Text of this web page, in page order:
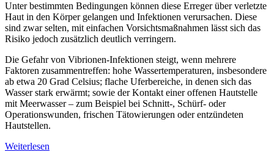
Unter bestimmten Bedingungen können diese Erreger über verletzte
Haut in den Körper gelangen und Infektionen verursachen. Diese
sind zwar selten, mit einfachen Vorsichtsmaßnahmen lässt sich das
Risiko jedoch zusätzlich deutlich verringern.
Die Gefahr von Vibrionen-Infektionen steigt, wenn mehrere
Faktoren zusammentreffen: hohe Wassertemperaturen, insbesondere
ab etwa 20 Grad Celsius; flache Uferbereiche, in denen sich das
Wasser stark erwärmt; sowie der Kontakt einer offenen Hautstelle
mit Meerwasser – zum Beispiel bei Schnitt-, Schürf- oder
Operationswunden, frischen Tätowierungen oder entzündeten
Hautstellen.
Weiterlesen